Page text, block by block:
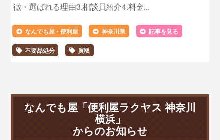
徴・選ばれる理由3.相談員紹介4.料金...
なんでも屋・便利屋 神奈川県 記事を見る
不要品処分 買取
なんでも屋「便利屋ラクヤス 神奈川
横浜」
からのお知らせ